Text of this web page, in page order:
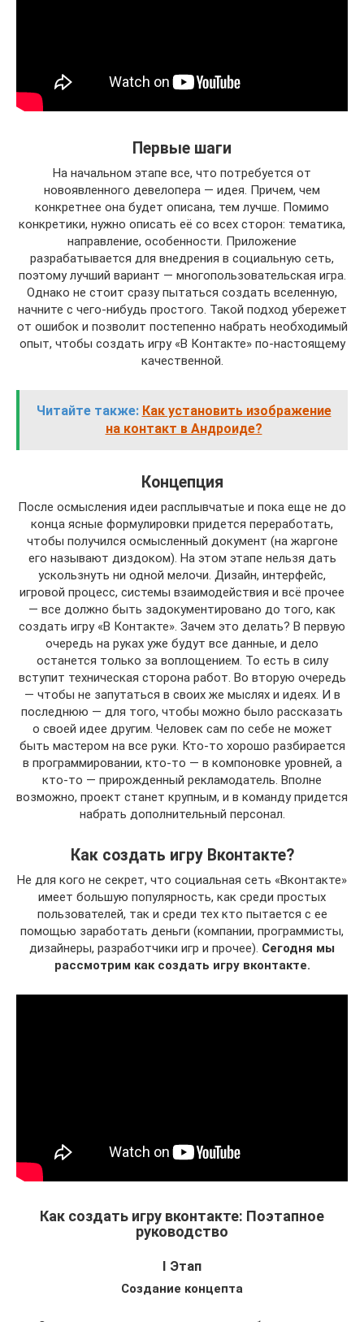
Первые шаги
На начальном этапе все, что потребуется от
новоявленного девелопера — идея. Причем, чем
конкретнее она будет описана, тем лучше. Помимо
конкретики, нужно описать её со всех сторон: тематика,
направление, особенности. Приложение
разрабатывается для внедрения в социальную сеть,
поэтому лучший вариант — многопользовательская игра.
Однако не стоит сразу пытаться создать вселенную,
начните с чего-нибудь простого. Такой подход убережет
от ошибок и позволит постепенно набрать необходимый
опыт, чтобы создать игру «В Контакте» по-настоящему
качественной.
Читайте также: Как установить изображение
на контакт в Андроиде?
Концепция
После осмысления идеи расплывчатые и пока еще не до
конца ясные формулировки придется переработать,
чтобы получился осмысленный документ (на жаргоне
его называют диздоком). На этом этапе нельзя дать
ускользнуть ни одной мелочи. Дизайн, интерфейс,
игровой процесс, системы взаимодействия и всё прочее
— все должно быть задокументировано до того, как
создать игру «В Контакте». Зачем это делать? В первую
очередь на руках уже будут все данные, и дело
останется только за воплощением. То есть в силу
вступит техническая сторона работ. Во вторую очередь
— чтобы не запутаться в своих же мыслях и идеях. И в
последнюю — для того, чтобы можно было рассказать
о своей идее другим. Человек сам по себе не может
быть мастером на все руки. Кто-то хорошо разбирается
в программировании, кто-то — в компоновке уровней, а
кто-то — прирожденный рекламодатель. Вполне
возможно, проект станет крупным, и в команду придется
набрать дополнительный персонал.
Как создать игру Вконтакте?
Не для кого не секрет, что социальная сеть «Вконтакте»
имеет большую популярность, как среди простых
пользователей, так и среди тех кто пытается с ее
помощью заработать деньги (компании, программисты,
дизайнеры, разработчики игр и прочее). Сегодня мы
рассмотрим как создать игру вконтакте.
Как создать игру вконтакте: Поэтапное
руководство
I Этап
Создание концепта